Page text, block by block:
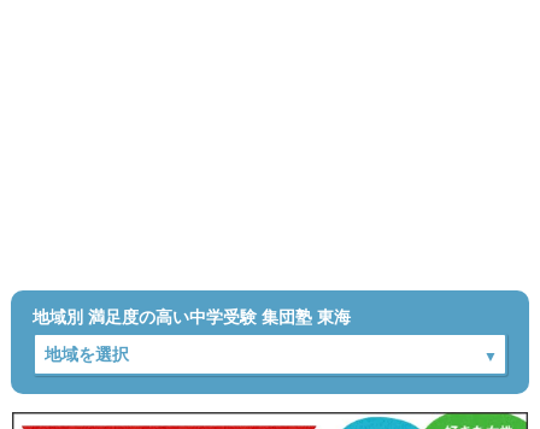
地域別 満足度の高い中学受験 集団塾 東海